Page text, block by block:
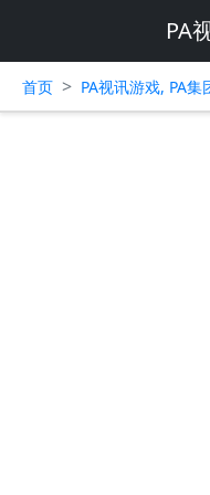
PA
首页 > PA视讯游戏, PA